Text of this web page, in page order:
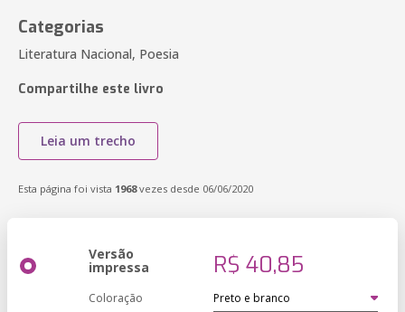
Categorias
Literatura Nacional, Poesia
Compartilhe este livro
Leia um trecho
Esta página foi vista 1968vezes desde 06/06/2020
Versão
impressa R$ 40,85
Coloração